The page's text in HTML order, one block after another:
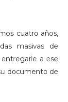
cuatro años,
masivas de
a ese
documento de